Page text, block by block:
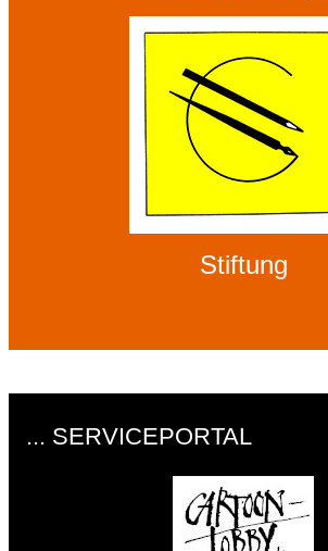
Stiftung
... SERVICEPORTAL